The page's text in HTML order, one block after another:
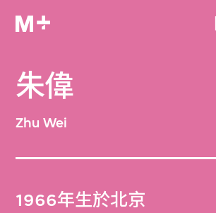
朱偉
Zhu Wei
1966年生於北京